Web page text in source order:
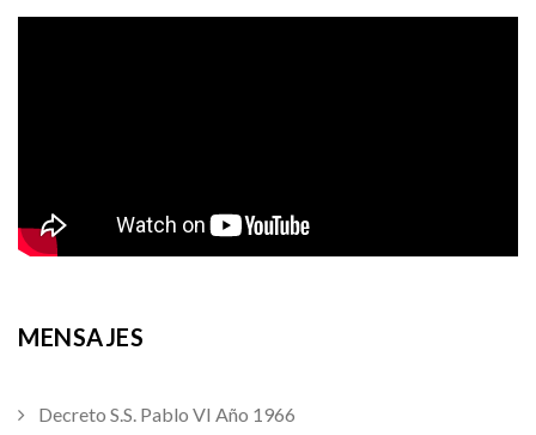
MENSAJES
Decreto S.S. Pablo VI Año 1966